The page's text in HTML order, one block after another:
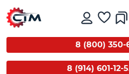
8 (800) 350-
8 (914) 601-